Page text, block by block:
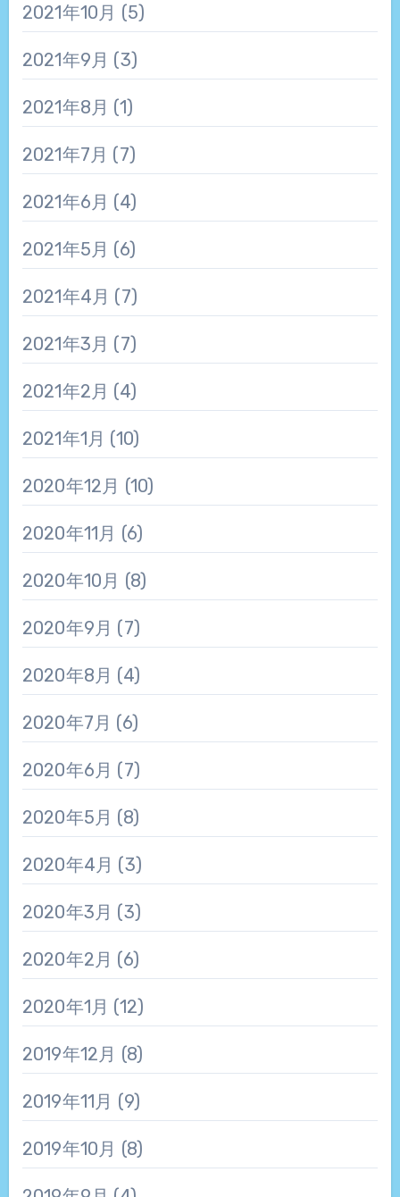
2021年10月 (5)
2021年9月 (3)
2021年8月 (1)
2021年7月 (7)
2021年6月 (4)
2021年5月 (6)
2021年4月 (7)
2021年3月 (7)
2021年2月 (4)
2021年1月 (10)
2020年12月 (10)
2020年11月 (6)
2020年10月 (8)
2020年9月 (7)
2020年8月 (4)
2020年7月 (6)
2020年6月 (7)
2020年5月 (8)
2020年4月 (3)
2020年3月 (3)
2020年2月 (6)
2020年1月 (12)
2019年12月 (8)
2019年11月 (9)
2019年10月 (8)